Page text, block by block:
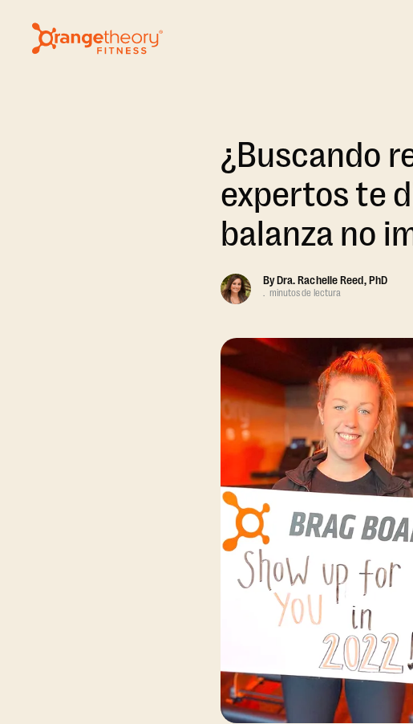
¿Buscando
expertos te
balanza no
By Dra. Rachelle Reed, PhD
. minutos de lectura